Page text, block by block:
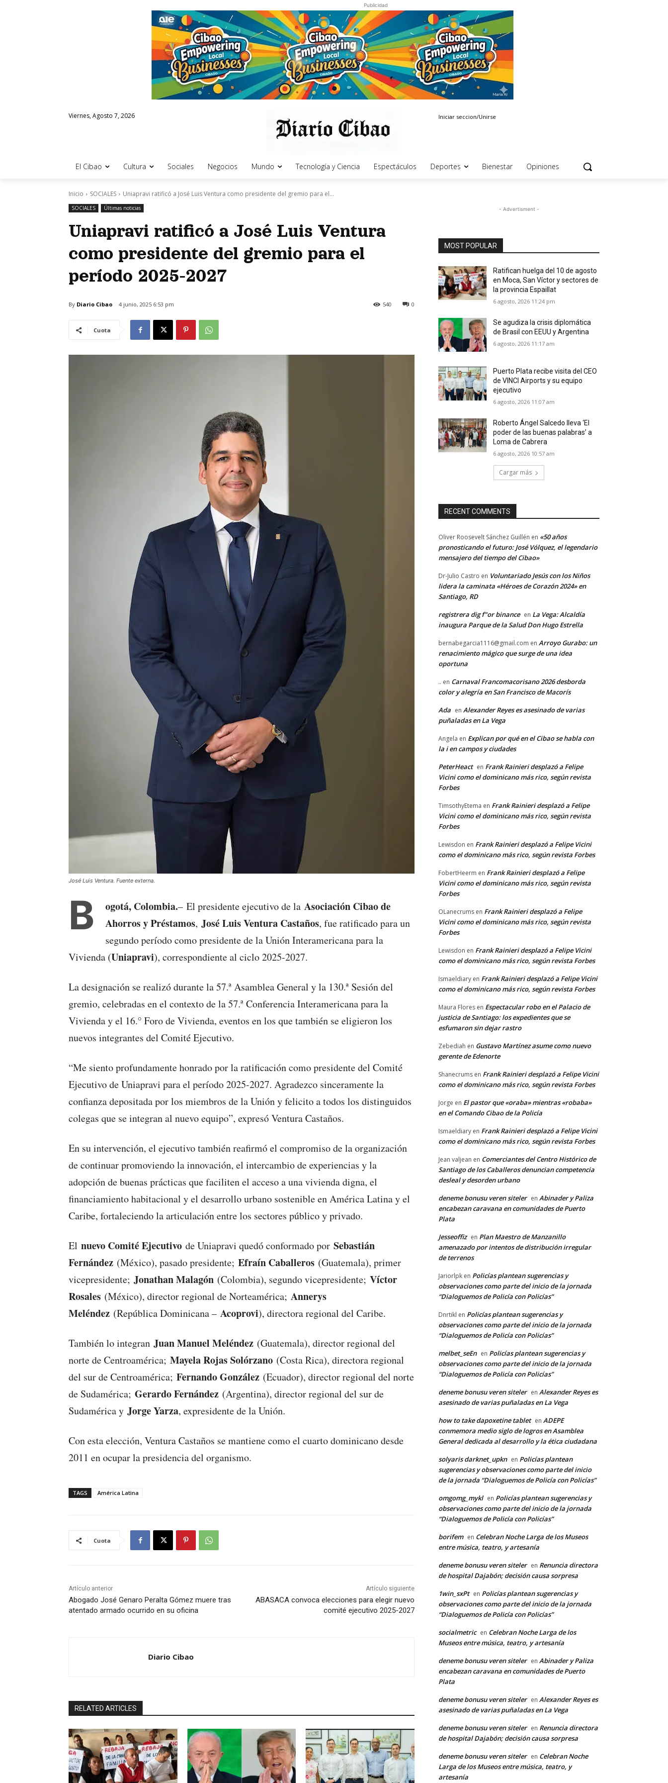
Publicidad
Viernes, Agosto 7, 2026 Iniciar seccion/Unirse
El Cibao Cultura Sociales Negocios Mundo Tecnología y Ciencia Espectáculos Deportes Bienestar Opiniones
Inicio SOCIALES Uniapravi ratificó a José Luis Ventura como presidente del gremio para el...
SOCIALES Últimas noticias
Uniapravi ratificó a José Luis Ventura
como presidente del gremio para el
período 2025-2027
By Diario Cibao 4 junio, 2025 6:53 pm 0
540
Cuota
José Luis Ventura. Fuente externa.
B ogotá, Colombia.– El presidente ejecutivo de la Asociación Cibao de
Ahorros y Préstamos, José Luis Ventura Castaños, fue ratificado para un
segundo período como presidente de la Unión Interamericana para la
Vivienda (Uniapravi), correspondiente al ciclo 2025-2027.
La designación se realizó durante la 57.ª Asamblea General y la 130.ª Sesión del
gremio, celebradas en el contexto de la 57.ª Conferencia Interamericana para la
Vivienda y el 16.° Foro de Vivienda, eventos en los que también se eligieron los
nuevos integrantes del Comité Ejecutivo.
“Me siento profundamente honrado por la ratificación como presidente del Comité
Ejecutivo de Uniapravi para el período 2025-2027. Agradezco sinceramente la
confianza depositada por los miembros de la Unión y felicito a todos los distinguidos
colegas que se integran al nuevo equipo”, expresó Ventura Castaños.
En su intervención, el ejecutivo también reafirmó el compromiso de la organización
de continuar promoviendo la innovación, el intercambio de experiencias y la
adopción de buenas prácticas que faciliten el acceso a una vivienda digna, el
financiamiento habitacional y el desarrollo urbano sostenible en América Latina y el
Caribe, fortaleciendo la articulación entre los sectores público y privado.
El nuevo Comité Ejecutivo de Uniapravi quedó conformado por Sebastián
Fernández (México), pasado presidente; Efraín Caballeros (Guatemala), primer
vicepresidente; Jonathan Malagón (Colombia), segundo vicepresidente; Víctor
Rosales (México), director regional de Norteamérica; Annerys
Meléndez (República Dominicana – Acoprovi), directora regional del Caribe.
También lo integran Juan Manuel Meléndez (Guatemala), director regional del
norte de Centroamérica; Mayela Rojas Solórzano (Costa Rica), directora regional
del sur de Centroamérica; Fernando González (Ecuador), director regional del norte
de Sudamérica; Gerardo Fernández (Argentina), director regional del sur de
Sudamérica y Jorge Yarza, expresidente de la Unión.
Con esta elección, Ventura Castaños se mantiene como el cuarto dominicano desde
2011 en ocupar la presidencia del organismo.
TAGS América Latina
Cuota
Artículo anterior
Abogado José Genaro Peralta Gómez muere tras
atentado armado ocurrido en su oficina
Artículo siguiente
ABASACA convoca elecciones para elegir nuevo
comité ejecutivo 2025-2027
Diario Cibao
RELATED ARTICLES
- Advertisment -
MOST POPULAR
Ratifican huelga del 10 de agosto
en Moca, San Víctor y sectores de
la provincia Espaillat
6 agosto, 2026 11:24 pm
Se agudiza la crisis diplomática
de Brasil con EEUU y Argentina
6 agosto, 2026 11:17 am
Puerto Plata recibe visita del CEO
de VINCI Airports y su equipo
ejecutivo
6 agosto, 2026 11:07 am
Roberto Ángel Salcedo lleva ‘El
poder de las buenas palabras’ a
Loma de Cabrera
6 agosto, 2026 10:57 am
Cargar más
RECENT COMMENTS
Oliver Roosevelt Sánchez Guillén en «50 años
pronosticando el futuro: José Vólquez, el legendario
mensajero del tiempo del Cibao»
Dr-Julio Castro en Voluntariado Jesús con los Niños
lidera la caminata «Héroes de Corazón 2024» en
Santiago, RD
registrera dig f"or binance en La Vega: Alcaldía
inaugura Parque de la Salud Don Hugo Estrella
bernabegarcia1116@gmail.com en Arroyo Gurabo: un
renacimiento mágico que surge de una idea
oportuna
.. en Carnaval Francomacorisano 2026 desborda
color y alegría en San Francisco de Macorís
Ada en Alexander Reyes es asesinado de varias
puñaladas en La Vega
Angela en Explican por qué en el Cibao se habla con
la i en campos y ciudades
PeterHeact en Frank Rainieri desplazó a Felipe
Vicini como el dominicano más rico, según revista
Forbes
TimsothyEtema en Frank Rainieri desplazó a Felipe
Vicini como el dominicano más rico, según revista
Forbes
Lewisdon en Frank Rainieri desplazó a Felipe Vicini
como el dominicano más rico, según revista Forbes
FobertHeerm en Frank Rainieri desplazó a Felipe
Vicini como el dominicano más rico, según revista
Forbes
OLanecrums en Frank Rainieri desplazó a Felipe
Vicini como el dominicano más rico, según revista
Forbes
Lewisdon en Frank Rainieri desplazó a Felipe Vicini
como el dominicano más rico, según revista Forbes
Ismaeldiary en Frank Rainieri desplazó a Felipe Vicini
como el dominicano más rico, según revista Forbes
Maura Flores en Espectacular robo en el Palacio de
justicia de Santiago: los expedientes que se
esfumaron sin dejar rastro
Zebediah en Gustavo Martínez asume como nuevo
gerente de Edenorte
Shanecrums en Frank Rainieri desplazó a Felipe Vicini
como el dominicano más rico, según revista Forbes
Jorge en El pastor que «oraba» mientras «robaba»
en el Comando Cibao de la Policía
Ismaeldiary en Frank Rainieri desplazó a Felipe Vicini
como el dominicano más rico, según revista Forbes
Jean valjean en Comerciantes del Centro Histórico de
Santiago de los Caballeros denuncian competencia
desleal y desorden urbano
deneme bonusu veren siteler en Abinader y Paliza
encabezan caravana en comunidades de Puerto
Plata
Jesseoffiz en Plan Maestro de Manzanillo
amenazado por intentos de distribución irregular
de terrenos
Jariorlpk en Policías plantean sugerencias y
observaciones como parte del inicio de la jornada
“Dialoguemos de Policía con Policías”
Dnrtikl en Policías plantean sugerencias y
observaciones como parte del inicio de la jornada
“Dialoguemos de Policía con Policías”
melbet_seEn en Policías plantean sugerencias y
observaciones como parte del inicio de la jornada
“Dialoguemos de Policía con Policías”
deneme bonusu veren siteler en Alexander Reyes es
asesinado de varias puñaladas en La Vega
how to take dapoxetine tablet en ADEPE
conmemora medio siglo de logros en Asamblea
General dedicada al desarrollo y la ética ciudadana
solyaris darknet_upkn en Policías plantean
sugerencias y observaciones como parte del inicio
de la jornada “Dialoguemos de Policía con Policías”
omgomg_mykl en Policías plantean sugerencias y
observaciones como parte del inicio de la jornada
“Dialoguemos de Policía con Policías”
borifem en Celebran Noche Larga de los Museos
entre música, teatro, y artesanía
deneme bonusu veren siteler en Renuncia directora
de hospital Dajabón; decisión causa sorpresa
1win_sxPt en Policías plantean sugerencias y
observaciones como parte del inicio de la jornada
“Dialoguemos de Policía con Policías”
socialmetric en Celebran Noche Larga de los
Museos entre música, teatro, y artesanía
deneme bonusu veren siteler en Abinader y Paliza
encabezan caravana en comunidades de Puerto
Plata
deneme bonusu veren siteler en Alexander Reyes es
asesinado de varias puñaladas en La Vega
deneme bonusu veren siteler en Renuncia directora
de hospital Dajabón; decisión causa sorpresa
deneme bonusu veren siteler en Celebran Noche
Larga de los Museos entre música, teatro, y
artesanía